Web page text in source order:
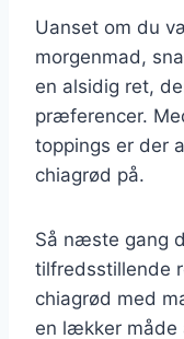
Uanset om du
morgenmad,
en alsidig ret,
præferencer.
toppings er der
chiagrød på.
Så næste gang
tilfredsstillende
chiagrød med
en lækker måde